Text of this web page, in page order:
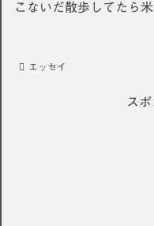
こないだ散歩してたら
エッセイ
ス